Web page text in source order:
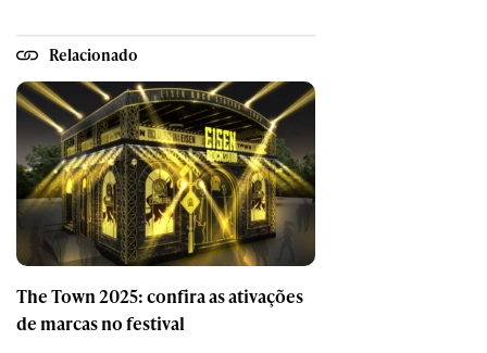
Relacionado
The Town 2025: confira as ativações
de marcas no festival